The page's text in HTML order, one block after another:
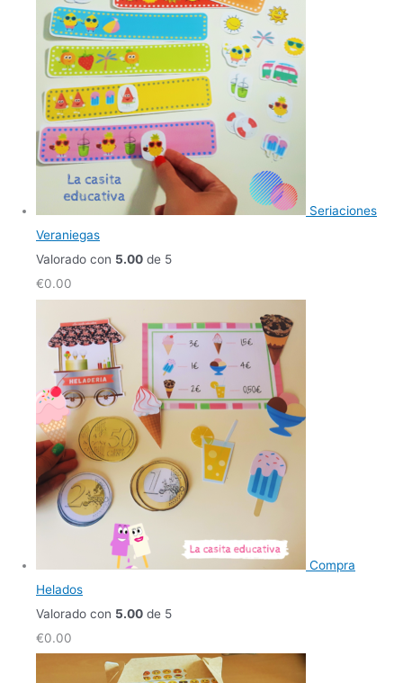
Seriaciones
Veraniegas
Valorado con 5.00 de 5
€0.00
Compra
Helados
Valorado con 5.00 de 5
€0.00